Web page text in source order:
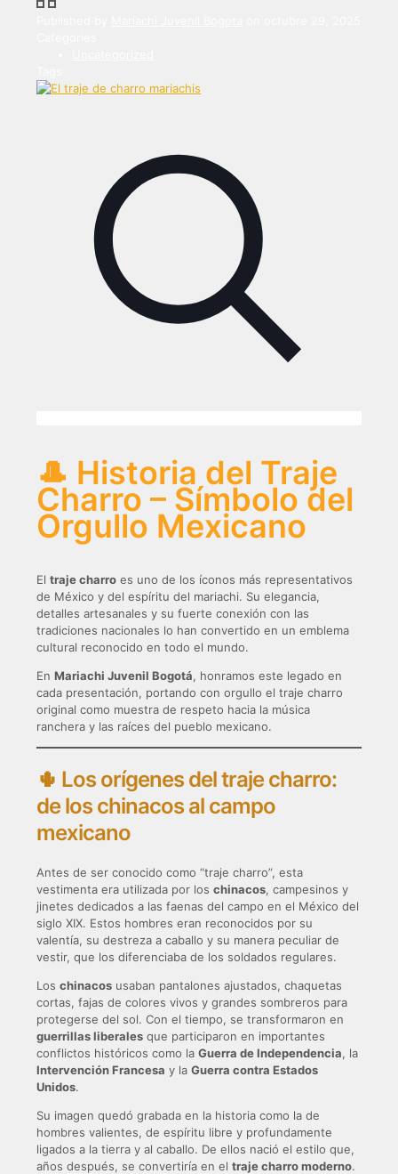
🎩 Historia del Traje
Charro – Símbolo del
Orgullo Mexicano
El traje charro es uno de los íconos más representativos
de México y del espíritu del mariachi. Su elegancia,
detalles artesanales y su fuerte conexión con las
tradiciones nacionales lo han convertido en un emblema
cultural reconocido en todo el mundo.
En Mariachi Juvenil Bogotá, honramos este legado en
cada presentación, portando con orgullo el traje charro
original como muestra de respeto hacia la música
ranchera y las raíces del pueblo mexicano.
🌵 Los orígenes del traje charro:
de los chinacos al campo
mexicano
Antes de ser conocido como “traje charro”, esta
vestimenta era utilizada por los chinacos, campesinos y
jinetes dedicados a las faenas del campo en el México del
siglo XIX. Estos hombres eran reconocidos por su
valentía, su destreza a caballo y su manera peculiar de
vestir, que los diferenciaba de los soldados regulares.
Los chinacos usaban pantalones ajustados, chaquetas
cortas, fajas de colores vivos y grandes sombreros para
protegerse del sol. Con el tiempo, se transformaron en
guerrillas liberales que participaron en importantes
conflictos históricos como la Guerra de Independencia, la
Intervención Francesa y la Guerra contra Estados
Unidos.
Su imagen quedó grabada en la historia como la de
hombres valientes, de espíritu libre y profundamente
ligados a la tierra y al caballo. De ellos nació el estilo que,
años después, se convertiría en el traje charro moderno.